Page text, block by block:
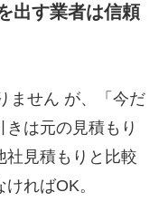
出す業者は信頼
ません が、「今だ
は元の見積もり
社見積もりと比較
ればOK。